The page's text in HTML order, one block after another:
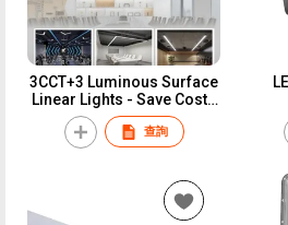
3CCT+3 Luminous Surface
Linear Lights - Save Costs
and Time
查詢